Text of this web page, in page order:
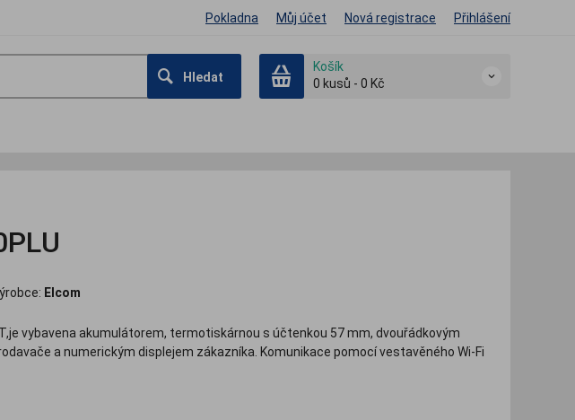
Pokladna Můj účet Nová registrace Přihlášení
Hledat
Košík
0 kusů - 0 Kč
Elcom
vybavena akumulátorem, termotiskárnou s účtenkou 57 mm, dvouřádkovým
a numerickým displejem zákazníka. Komunikace pomocí vestavěného Wi-Fi